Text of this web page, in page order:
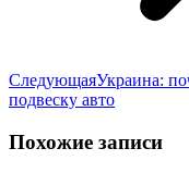
СледующаяСледующая
запись:
Украина:
подвеску авто
Похожие записи